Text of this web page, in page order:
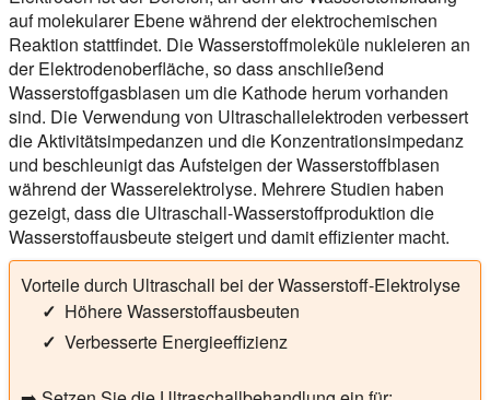
auf molekularer Ebene während der elektrochemischen
Reaktion stattfindet. Die Wasserstoffmoleküle nukleieren an
der Elektrodenoberfläche, so dass anschließend
Wasserstoffgasblasen um die Kathode herum vorhanden
sind. Die Verwendung von Ultraschallelektroden verbessert
die Aktivitätsimpedanzen und die Konzentrationsimpedanz
und beschleunigt das Aufsteigen der Wasserstoffblasen
während der Wasserelektrolyse. Mehrere Studien haben
gezeigt, dass die Ultraschall-Wasserstoffproduktion die
Wasserstoffausbeute steigert und damit effizienter macht.
Vorteile durch Ultraschall bei der Wasserstoff-Elektrolyse
Höhere Wasserstoffausbeuten
Verbesserte Energieeffizienz